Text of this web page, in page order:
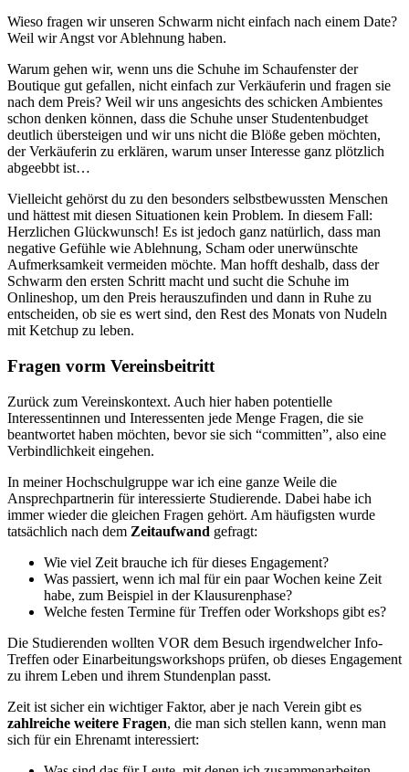
Wieso fragen wir unseren Schwarm nicht einfach nach einem Date?
Weil wir Angst vor Ablehnung haben.
Warum gehen wir, wenn uns die Schuhe im Schaufenster der
Boutique gut gefallen, nicht einfach zur Verkäuferin und fragen sie
nach dem Preis? Weil wir uns angesichts des schicken Ambientes
schon denken können, dass die Schuhe unser Studentenbudget
deutlich übersteigen und wir uns nicht die Blöße geben möchten,
der Verkäuferin zu erklären, warum unser Interesse ganz plötzlich
abgeebbt ist…
Vielleicht gehörst du zu den besonders selbstbewussten Menschen
und hättest mit diesen Situationen kein Problem. In diesem Fall:
Herzlichen Glückwunsch! Es ist jedoch ganz natürlich, dass man
negative Gefühle wie Ablehnung, Scham oder unerwünschte
Aufmerksamkeit vermeiden möchte. Man hofft deshalb, dass der
Schwarm den ersten Schritt macht und sucht die Schuhe im
Onlineshop, um den Preis herauszufinden und dann in Ruhe zu
entscheiden, ob sie es wert sind, den Rest des Monats von Nudeln
mit Ketchup zu leben.
Fragen vorm Vereinsbeitritt
Zurück zum Vereinskontext. Auch hier haben potentielle
Interessentinnen und Interessenten jede Menge Fragen, die sie
beantwortet haben möchten, bevor sie sich “committen”, also eine
Verbindlichkeit eingehen.
In meiner Hochschulgruppe war ich eine ganze Weile die
Ansprechpartnerin für interessierte Studierende. Dabei habe ich
immer wieder die gleichen Fragen gehört. Am häufigsten wurde
tatsächlich nach dem Zeitaufwand gefragt:
Wie viel Zeit brauche ich für dieses Engagement?
Was passiert, wenn ich mal für ein paar Wochen keine Zeit
habe, zum Beispiel in der Klausurenphase?
Welche festen Termine für Treffen oder Workshops gibt es?
Die Studierenden wollten VOR dem Besuch irgendwelcher Info-
Treffen oder Einarbeitungsworkshops prüfen, ob dieses Engagement
zu ihrem Leben und ihrem Stundenplan passt.
Zeit ist sicher ein wichtiger Faktor, aber je nach Verein gibt es
zahlreiche weitere Fragen, die man sich stellen kann, wenn man
sich für ein Ehrenamt interessiert: